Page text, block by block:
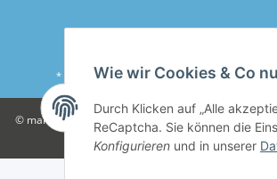
* Alle Preise inkl. gesetzlicher USt., zzgl.Versand
© mahalinchen GmbH
Wir sind ein junges,
Wie wir Cookies & Co
Durch Klicken auf „Alle
ReCaptcha. Sie können die
Konfigurieren und in unserer